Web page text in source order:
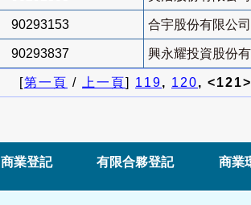
90293153 合宇股份有限公司
90293837 興永耀投資股份
[第一頁 / 上一頁] 119, 120,
商業登記 有限合夥登記 商業